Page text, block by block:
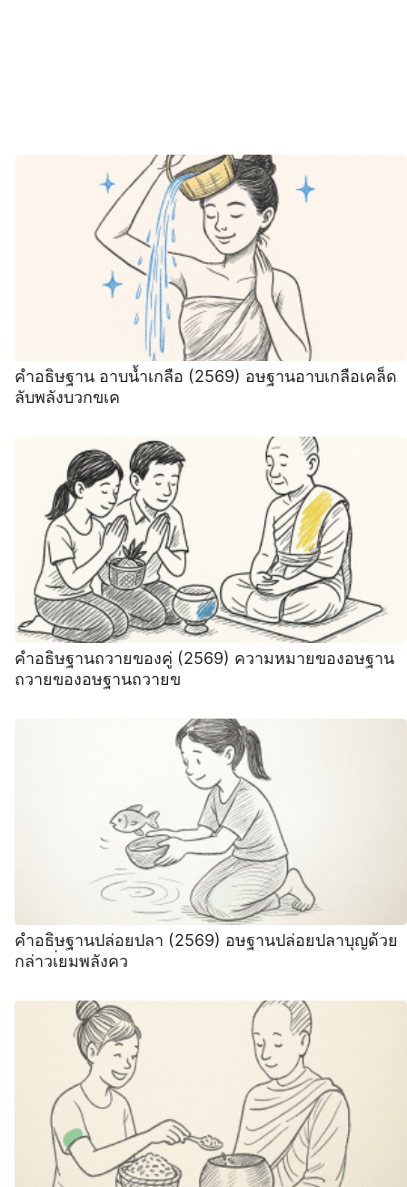
คำอธิษฐาน อาบน้ำเกลือ (2569) อษฐานอาบเกลือเคล็ด
ลับพลังบวกขเค
คำอธิษฐานถวายของคู่ (2569) ความหมายของอษฐาน
ถวายของอษฐานถวายข
คำอธิษฐานปล่อยปลา (2569) อษฐานปล่อยปลาบุญด้วย
กล่าวเ่ยมพลังคว